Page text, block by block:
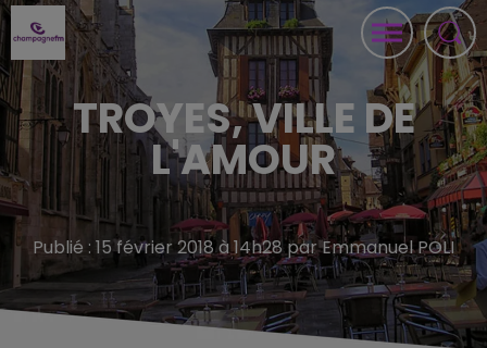
TROYES, VILLE DE
L'AMOUR
Publié : 15 février 2018 à 14h28 par Emmanuel POLI